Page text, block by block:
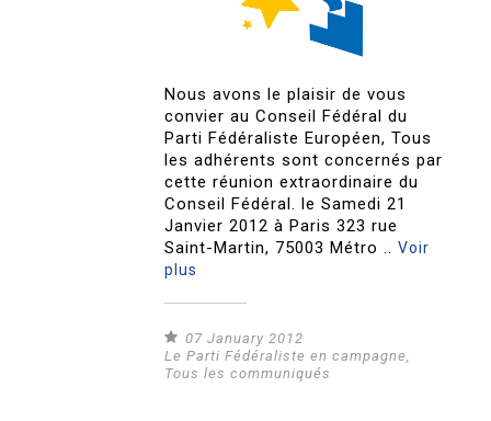
Nous avons le plaisir de vous
convier au Conseil Fédéral du
Parti Fédéraliste Européen, Tous
les adhérents sont concernés par
cette réunion extraordinaire du
Conseil Fédéral. le Samedi 21
Janvier 2012 à Paris 323 rue
Saint-Martin, 75003 Métro ..Voir
plus
07 January 2012
Le Parti Fédéraliste en campagne,
Tous les communiqués